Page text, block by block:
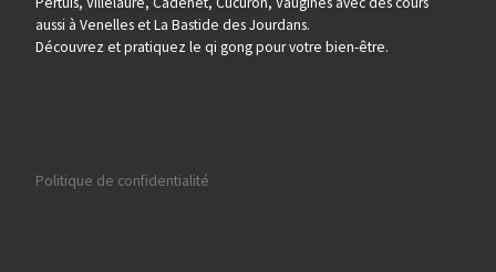
aussi à Venelles et La Bastide des Jourdans.
Découvrez et pratiquez le qi gong pour votre bien-être.
Politique de confidentialité